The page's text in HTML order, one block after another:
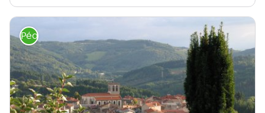
Pédestre